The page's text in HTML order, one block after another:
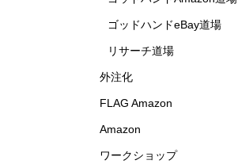
ゴッドハンドeBay道場
リサーチ道場
外注化
FLAG Amazon
Amazon
ワークショップ